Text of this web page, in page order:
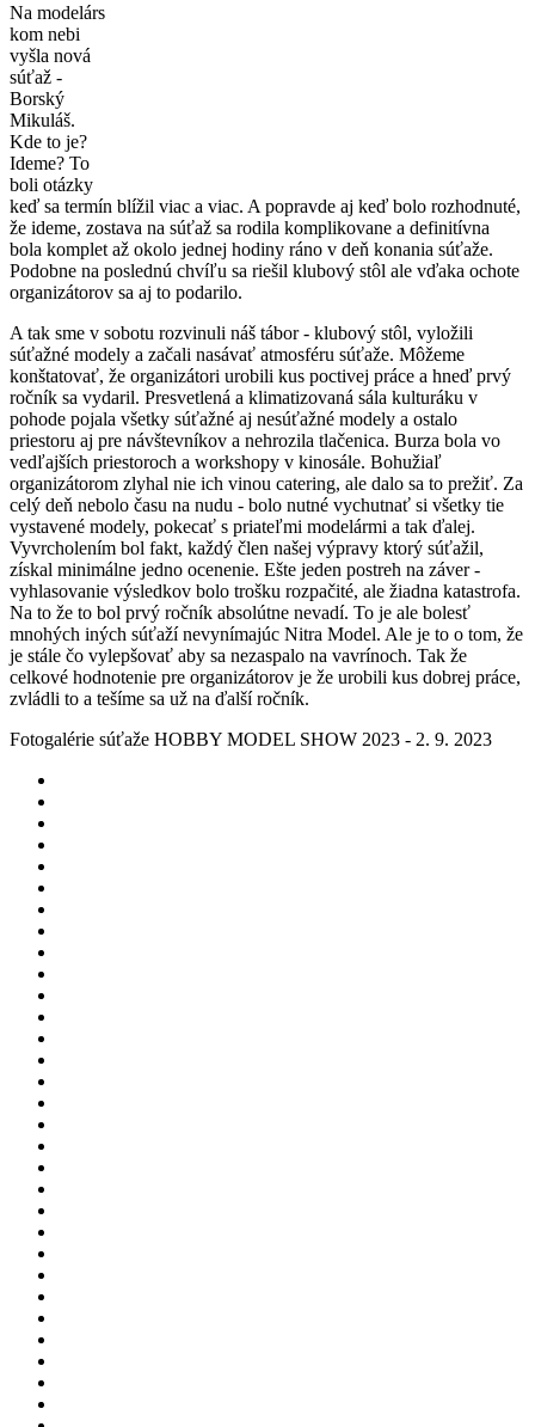
Na modelárs
kom nebi
vyšla nová
súťaž -
Borský
Mikuláš.
Kde to je?
Ideme? To
boli otázky
keď sa termín blížil viac a viac. A popravde aj keď bolo rozhodnuté,
že ideme, zostava na súťaž sa rodila komplikovane a definitívna
bola komplet až okolo jednej hodiny ráno v deň konania súťaže.
Podobne na poslednú chvíľu sa riešil klubový stôl ale vďaka ochote
organizátorov sa aj to podarilo.
A tak sme v sobotu rozvinuli náš tábor - klubový stôl, vyložili
súťažné modely a začali nasávať atmosféru súťaže. Môžeme
konštatovať, že organizátori urobili kus poctivej práce a hneď prvý
ročník sa vydaril. Presvetlená a klimatizovaná sála kulturáku v
pohode pojala všetky súťažné aj nesúťažné modely a ostalo
priestoru aj pre návštevníkov a nehrozila tlačenica. Burza bola vo
vedľajších priestoroch a workshopy v kinosále. Bohužiaľ
organizátorom zlyhal nie ich vinou catering, ale dalo sa to prežiť. Za
celý deň nebolo času na nudu - bolo nutné vychutnať si všetky tie
vystavené modely, pokecať s priateľmi modelármi a tak ďalej.
Vyvrcholením bol fakt, každý člen našej výpravy ktorý súťažil,
získal minimálne jedno ocenenie. Ešte jeden postreh na záver -
vyhlasovanie výsledkov bolo trošku rozpačité, ale žiadna katastrofa.
Na to že to bol prvý ročník absolútne nevadí. To je ale bolesť
mnohých iných súťaží nevynímajúc Nitra Model. Ale je to o tom, že
je stále čo vylepšovať aby sa nezaspalo na vavrínoch. Tak že
celkové hodnotenie pre organizátorov je že urobili kus dobrej práce,
zvládli to a tešíme sa už na ďalší ročník.
Fotogalérie súťaže HOBBY MODEL SHOW 2023 - 2. 9. 2023